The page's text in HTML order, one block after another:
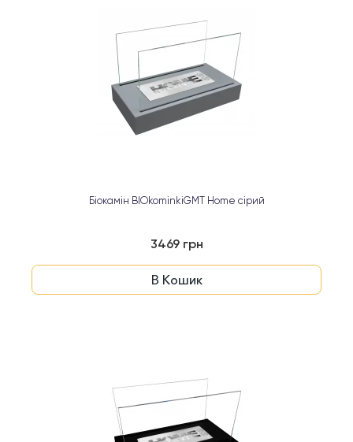
Біокамін BIOkominkiGMT Home сірий
3469 грн
В Кошик